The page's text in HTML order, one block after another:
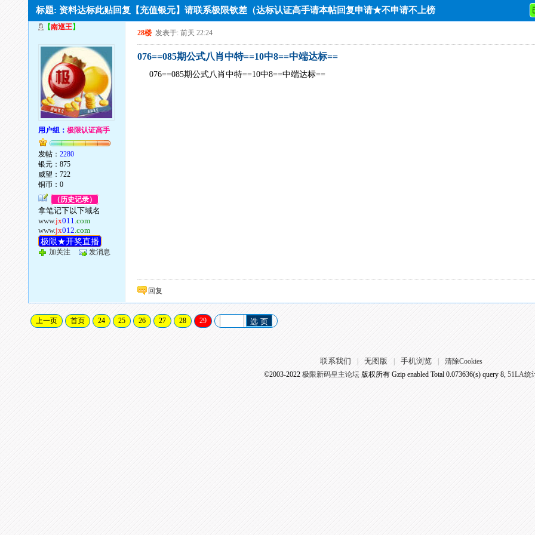
标题: 资料达标此贴回复【充值银元】请联系极限钦差（达标认证高手请本帖回复申请★不申请不上榜
【南巡王】
用户组：极限认证高手
发帖：2280
银元：875
威望：722
铜币：0
（历史记录）
拿笔记下以下域名
www.jx011.com
www.jx012.com
极限★开奖直播
加关注 发消息
28楼 发表于: 前天 22:24
076==085期公式八肖中特==10中8==中端达标==
076==085期公式八肖中特==10中8==中端达标==
回复
上一页 首页 24 25 26 27 28 29 选 页
联系我们 无图版 手机浏览
清除Cookies
©2003-2022 极限新码皇主论坛版权所有 Gzip enabled Total 0.073636(s) query 8, 51LA统